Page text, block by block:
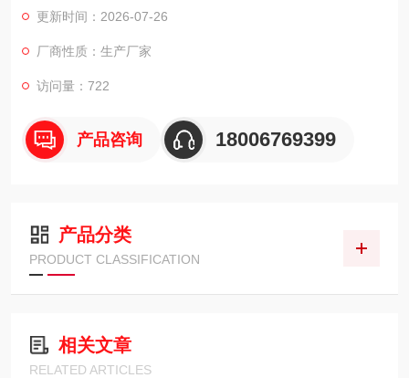
更新时间：2026-07-26
厂商性质：生产厂家
访问量：722
产品咨询 18006769399
产品分类
PRODUCT CLASSIFICATION
相关文章
RELATED ARTICLES